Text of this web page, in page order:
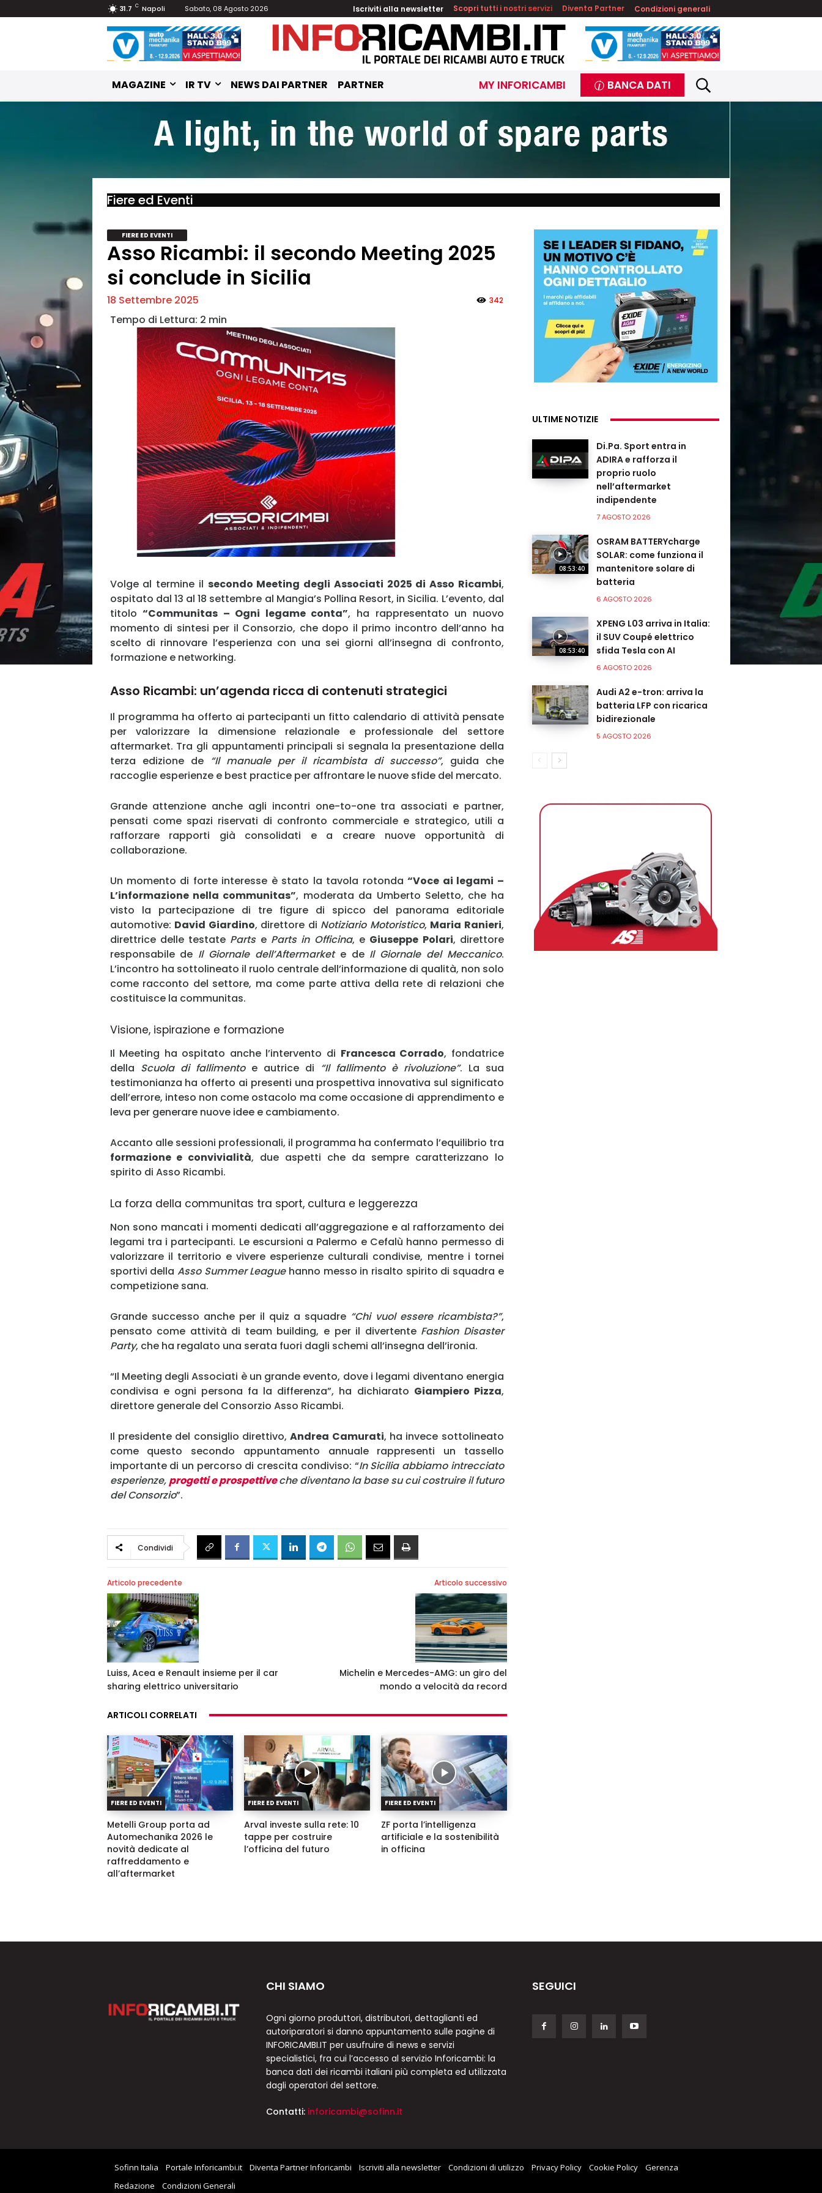
MY INFORICAMBI
Password
31.7 C Napoli Sabato, 08 Agosto 2026 Iscriviti alla newsletter Scopri tutti i nostri servizi Diventa Partner Condizioni generali
MAGAZINE IR TV NEWS DAI PARTNER PARTNER MY INFORICAMBI BANCA DATI
Fiere ed Eventi
FIERE ED EVENTI
Asso Ricambi: il secondo Meeting 2025
si conclude in Sicilia
18 Settembre 2025 342
Volge al termine il secondo Meeting degli Associati 2025 di Asso Ricambi,
ospitato dal 13 al 18 settembre al Mangia’s Pollina Resort, in Sicilia. L’evento, dal
titolo“Communitas – Ogni legame conta”, ha rappresentato un nuovo
momento di sintesi per il Consorzio, che dopo il primo incontro dell’anno ha
scelto di rinnovare l’esperienza con una sei giorni all’insegna di confronto,
formazione e networking.
Asso Ricambi: un’agenda ricca di contenuti strategici
Il programma ha offerto ai partecipanti un fitto calendario di attività pensate
per valorizzare la dimensione relazionale e professionale del settore
aftermarket. Tra gli appuntamenti principali si segnala la presentazione della
terza edizione de “Il manuale per il ricambista di successo”, guida che
raccoglie esperienze e best practice per affrontare le nuove sfide del mercato.
Grande attenzione anche agli incontri one-to-one tra associati e partner,
pensati come spazi riservati di confronto commerciale e strategico, utili a
rafforzare rapporti già consolidati e a creare nuove opportunità di
collaborazione.
Un momento di forte interesse è stato la tavola rotonda“Voce ai legami –
L’informazione nella communitas”, moderata da Umberto Seletto, che ha
visto la partecipazione di tre figure di spicco del panorama editoriale
automotive: David Giardino, direttore di Notiziario Motoristico, Maria Ranieri,
direttrice delle testate Partse Parts in Officina, e Giuseppe Polari, direttore
responsabile de Il Giornale dell’Aftermarkete de Il Giornale del Meccanico.
L’incontro ha sottolineato il ruolo centrale dell’informazione di qualità, non solo
come racconto del settore, ma come parte attiva della rete di relazioni che
costituisce la communitas.
Visione, ispirazione e formazione
Il Meeting ha ospitato anche l’intervento di Francesca Corrado, fondatrice
della Scuola di fallimentoe autrice di “Il fallimento è rivoluzione”. La sua
testimonianza ha offerto ai presenti una prospettiva innovativa sul significato
dell’errore, inteso non come ostacolo ma come occasione di apprendimento e
leva per generare nuove idee e cambiamento.
Accanto alle sessioni professionali, il programma ha confermato l’equilibrio tra
formazione e convivialità, due aspetti che da sempre caratterizzano lo
spirito di Asso Ricambi.
La forza della communitas tra sport, cultura e leggerezza
Non sono mancati i momenti dedicati all’aggregazione e al rafforzamento dei
legami tra i partecipanti. Le escursioni a Palermo e Cefalù hanno permesso di
valorizzare il territorio e vivere esperienze culturali condivise, mentre i tornei
sportivi della Asso Summer Leaguehanno messo in risalto spirito di squadra e
competizione sana.
Grande successo anche per il quiz a squadre “Chi vuol essere ricambista?”,
pensato come attività di team building, e per il divertente Fashion Disaster
Party, che ha regalato una serata fuori dagli schemi all’insegna dell’ironia.
“Il Meeting degli Associati è un grande evento, dove i legami diventano energia
condivisa e ogni persona fa la differenza”, ha dichiarato Giampiero Pizza,
direttore generale del Consorzio Asso Ricambi.
Il presidente del consiglio direttivo,Andrea Camurati, ha invece sottolineato
come questo secondo appuntamento annuale rappresenti un tassello
importante di un percorso di crescita condiviso: “In Sicilia abbiamo intrecciato
esperienze,progetti e prospettiveche diventano la base su cui costruire il futuro
del Consorzio”.
Condividi
Articolo precedente
Luiss, Acea e Renault insieme per il car
sharing elettrico universitario
Articolo successivo
Michelin e Mercedes-AMG: un giro del
mondo a velocità da record
ARTICOLI CORRELATI
FIERE ED EVENTI
Metelli Group porta ad
Automechanika 2026 le
novità dedicate al
raffreddamento e
all’aftermarket
FIERE ED EVENTI
Arval investe sulla rete: 10
tappe per costruire
l’officina del futuro
FIERE ED EVENTI
ZF porta l’intelligenza
artificiale e la sostenibilità
in officina
ULTIME NOTIZIE
Di.Pa. Sport entra in
ADIRA e rafforza il
proprio ruolo
nell’aftermarket
indipendente
7 AGOSTO 2026
08:53:40
OSRAM BATTERYcharge
SOLAR: come funziona il
mantenitore solare di
batteria
6 AGOSTO 2026
08:53:40
XPENG L03 arriva in Italia:
il SUV Coupé elettrico
sfida Tesla con AI
6 AGOSTO 2026
Audi A2 e-tron: arriva la
batteria LFP con ricarica
bidirezionale
5 AGOSTO 2026
CHI SIAMO
Ogni giorno produttori, distributori, dettaglianti ed
autoriparatori si danno appuntamento sulle pagine di
INFORICAMBI.IT per usufruire di news e servizi
specialistici, fra cui l’accesso al servizio Inforicambi: la
banca dati dei ricambi italiani più completa ed utilizzata
dagli operatori del settore.
Contatti: inforicambi@sofinn.it
SEGUICI
Sofinn Italia Portale Inforicambi.it Diventa Partner Inforicambi Iscriviti alla newsletter Condizioni di utilizzo Privacy Policy Cookie Policy
Gerenza
Redazione
Condizioni Generali